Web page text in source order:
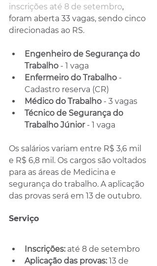
inscrições até 8 de setembro,
foram aberta 33 vagas, sendo cinco
direcionadas ao RS.
Engenheiro de Segurança do
Trabalho - 1 vaga
Enfermeiro do Trabalho -
Cadastro reserva (CR)
Médico do Trabalho - 3 vagas
Técnico de Segurança do
Trabalho Júnior - 1 vaga
Os salários variam entre R$ 3,6 mil
e R$ 6,8 mil. Os cargos são voltados
para as áreas de Medicina e
segurança do trabalho. A aplicação
das provas será em 13 de outubro.
Serviço
Inscrições: até 8 de setembro
Aplicação das provas: 13 de